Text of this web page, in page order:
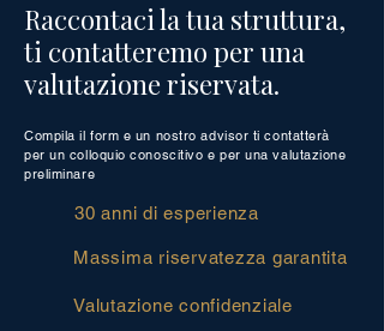
Raccontaci la tua struttura,
ti contatteremo per una
valutazione riservata.
Compila il form e un nostro advisor ti contatterà
per un colloquio conoscitivo e per una valutazione
preliminare
30 anni di esperienza
Massima riservatezza garantita
Valutazione confidenziale